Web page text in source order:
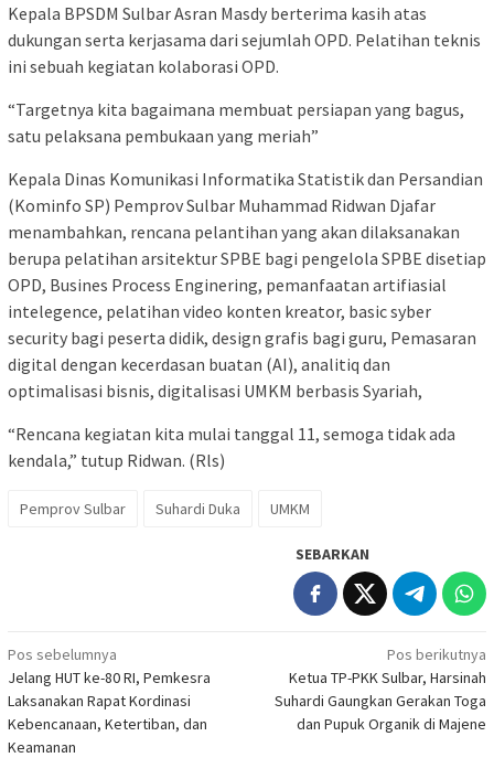
Kepala BPSDM Sulbar Asran Masdy berterima kasih atas
dukungan serta kerjasama dari sejumlah OPD. Pelatihan teknis
ini sebuah kegiatan kolaborasi OPD.
“Targetnya kita bagaimana membuat persiapan yang bagus,
satu pelaksana pembukaan yang meriah”
Kepala Dinas Komunikasi Informatika Statistik dan Persandian
(Kominfo SP) Pemprov Sulbar Muhammad Ridwan Djafar
menambahkan, rencana pelantihan yang akan dilaksanakan
berupa pelatihan arsitektur SPBE bagi pengelola SPBE disetiap
OPD, Busines Process Enginering, pemanfaatan artifiasial
intelegence, pelatihan video konten kreator, basic syber
security bagi peserta didik, design grafis bagi guru, Pemasaran
digital dengan kecerdasan buatan (AI), analitiq dan
optimalisasi bisnis, digitalisasi UMKM berbasis Syariah,
“Rencana kegiatan kita mulai tanggal 11, semoga tidak ada
kendala,” tutup Ridwan. (Rls)
Pemprov Sulbar Suhardi Duka UMKM
SEBARKAN
Navigasi
pos
Pos sebelumnya
Jelang HUT ke-80 RI, Pemkesra
Laksanakan Rapat Kordinasi
Kebencanaan, Ketertiban, dan
Keamanan
Pos berikutnya
Ketua TP-PKK Sulbar, Harsinah
Suhardi Gaungkan Gerakan Toga
dan Pupuk Organik di Majene